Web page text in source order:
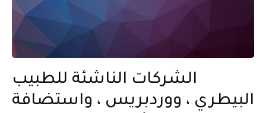
الشركات الناشئة للطبيب
البيطري ، ووردبريس ، واستضافة